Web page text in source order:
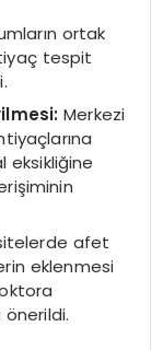
ortak
tespit
Merkezi
eksikliğine
afet
eklenmesi
önerildi.